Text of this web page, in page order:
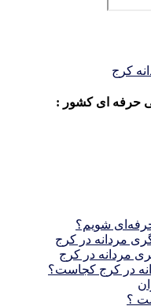
حرفه ای کشور :
شویم؟
مردانه در کرج
در کرج کجاست؟
؟